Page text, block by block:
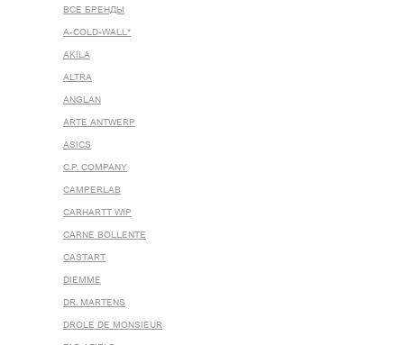
ВСЕ БРЕНДЫ
A-COLD-WALL*
AKILA
ALTRA
ANGLAN
ARTE ANTWERP
ASICS
C.P. COMPANY
CAMPERLAB
CARHARTT WIP
CARNE BOLLENTE
CASTART
DIEMME
DR. MARTENS
DROLE DE MONSIEUR